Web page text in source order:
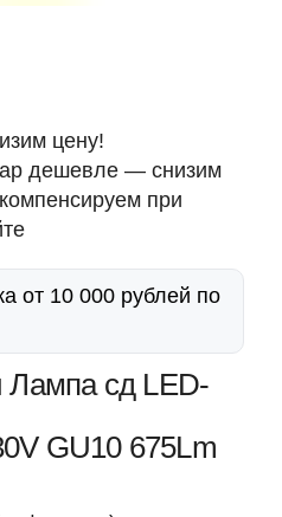
цену!
дешевле — снизим
при
от 10 000 рублей по
Лампа сд LED-
GU10 675Lm